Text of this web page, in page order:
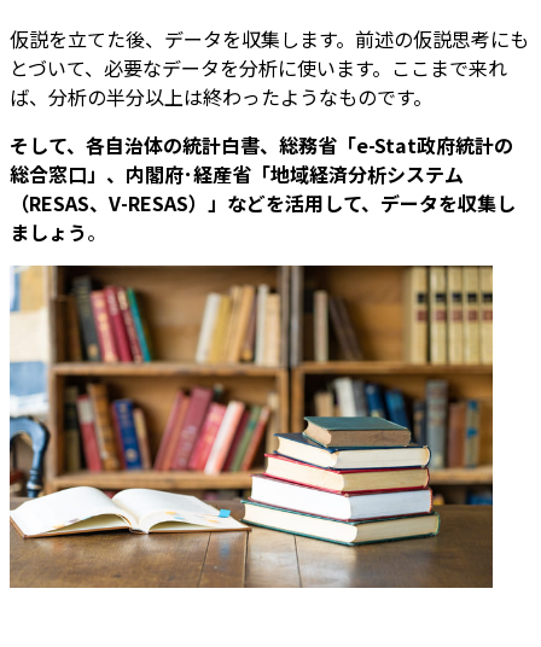
仮説を立てた後、データを収集します。前述の仮説思考にも
とづいて、必要なデータを分析に使います。ここまで来れ
ば、分析の半分以上は終わったようなものです。
そして、各自治体の統計白書、総務省「e-Stat政府統計の
総合窓口」、内閣府･経産省「地域経済分析システム
（RESAS、V-RESAS）」などを活用して、データを収集し
ましょう。